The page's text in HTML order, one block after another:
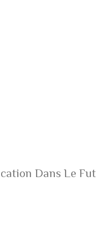
Dans Le